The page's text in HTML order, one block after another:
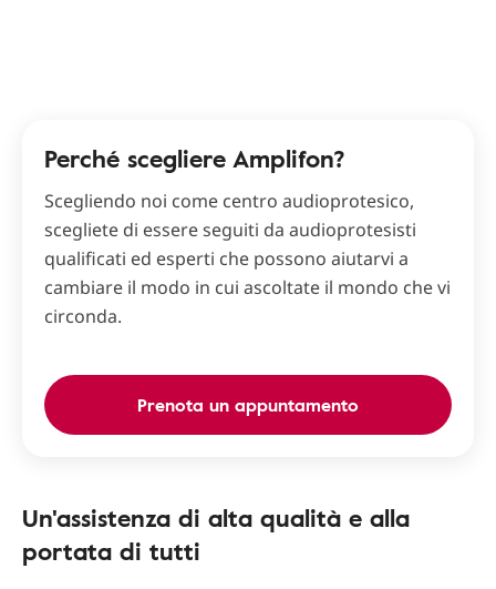
Perché scegliere Amplifon?
Scegliendo noi come centro audioprotesico,
scegliete di essere seguiti da audioprotesisti
qualificati ed esperti che possono aiutarvi a
cambiare il modo in cui ascoltate il mondo che vi
circonda.
Prenota un appuntamento
Un'assistenza di alta qualità e alla
portata di tutti